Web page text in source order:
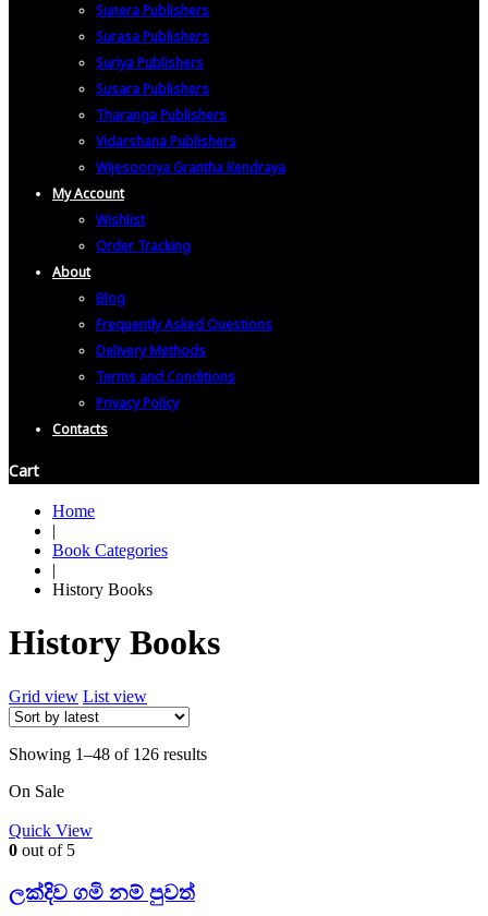
Sunera Publishers
Surasa Publishers
Suriya Publishers
Susara Publishers
Tharanga Publishers
Vidarshana Publishers
Wijesooriya Grantha Kendraya
My Account
Wishlist
Order Tracking
About
Blog
Frequently Asked Questions
Delivery Methods
Terms and Conditions
Privacy Policy
Contacts
Cart
Home
|
Book Categories
|
History Books
History Books
Grid view List view
Showing 1–48 of 126 results
On Sale
Quick View
0 out of 5
ලක්දිව ගමි නම් පුවත්